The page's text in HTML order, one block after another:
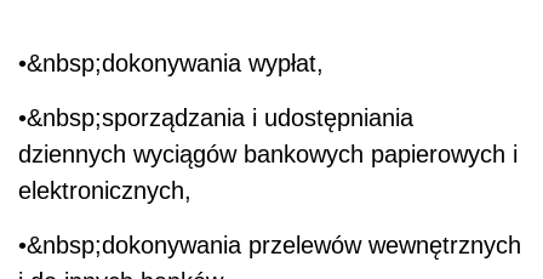
•&nbsp;dokonywania wypłat,
•&nbsp;sporządzania i udostępniania
dziennych wyciągów bankowych papierowych i
elektronicznych,
•&nbsp;dokonywania przelewów wewnętrznych